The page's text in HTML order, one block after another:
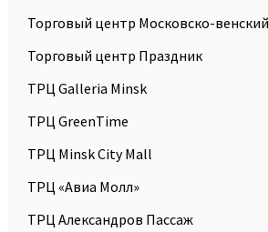
Торговый центр Московско-венский
Торговый центр Праздник
ТРЦ Galleria Minsk
ТРЦ GreenTime
ТРЦ Minsk City Mall
ТРЦ «Авиа Молл»
ТРЦ Александров Пассаж